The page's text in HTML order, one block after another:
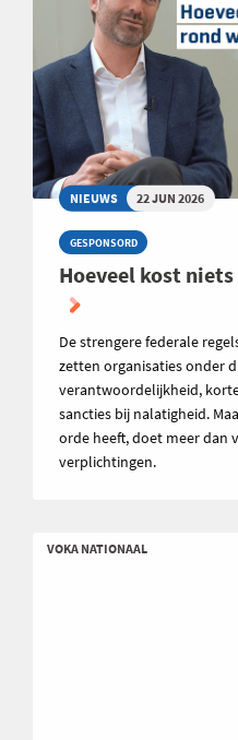
NIEUWS 22 JUN 2026
GESPONSORD
Hoeveel kost
De strengere federale
zetten organisaties onder
verantwoordelijkheid,
sancties bij nalatigheid.
orde heeft, doet meer dan
verplichtingen.
VOKA NATIONAAL